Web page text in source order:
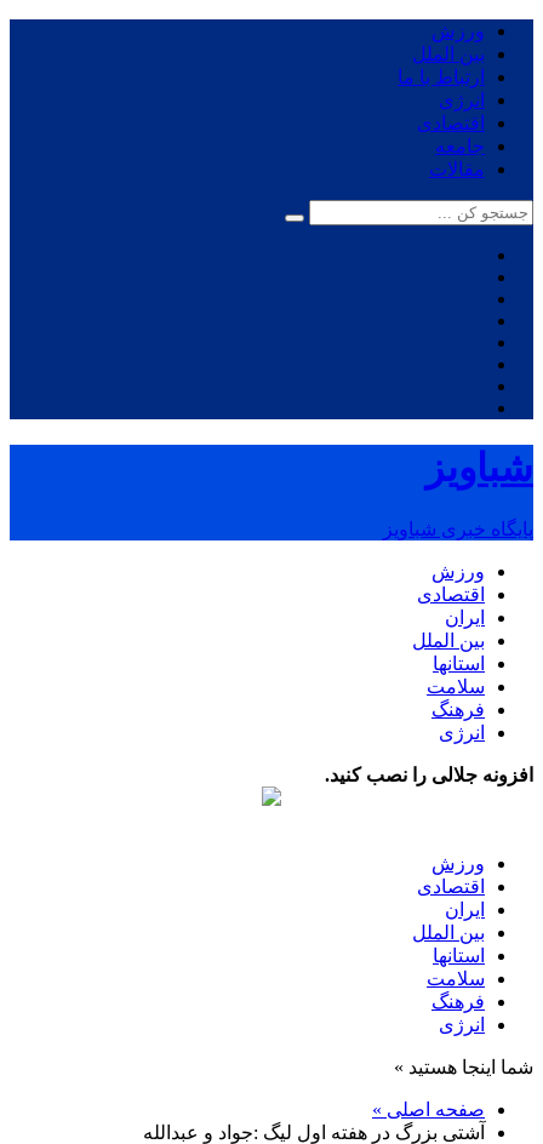
ورزش
بین الملل
ارتباط با ما
انرژی
اقتصادی
جامعه
مقالات
شباویز
پایگاه خبری شباویز
ورزش
اقتصادی
ایران
بین الملل
استانها
سلامت
فرهنگ
انرژی
افزونه جلالی را نصب کنید.
ورزش
اقتصادی
ایران
بین الملل
استانها
سلامت
فرهنگ
انرژی
شما اینجا هستید »
صفحه اصلی »
آشتی بزرگ در هفته اول لیگ :جواد و عبدالله